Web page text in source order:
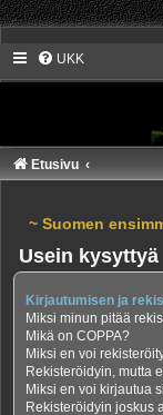
UKK
Etusivu
~ Suomen
Usein kysyttyä
Kirjautumisen ja
Miksi minun pitää
Mikä on COPPA?
Miksi en voi
Rekisteröidyin, mutta
Miksi en voi kirjautua
Rekisteröidyin joskus